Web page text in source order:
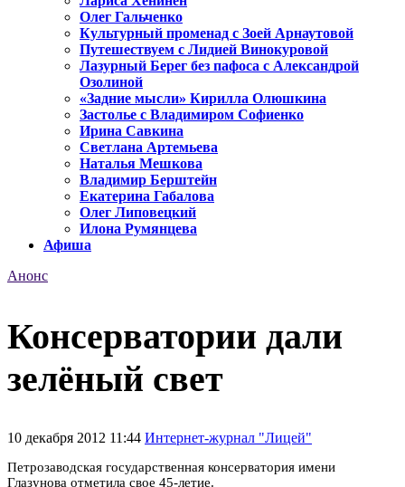
Олег Гальченко
Культурный променад с Зоей Арнаутовой
Путешествуем с Лидией Винокуровой
Лазурный Берег без пафоса с Александрой
Озолиной
«Задние мысли» Кирилла Олюшкина
Застолье с Владимиром Софиенко
Ирина Савкина
Светлана Артемьева
Наталья Мешкова
Владимир Берштейн
Екатерина Габалова
Олег Липовецкий
Илона Румянцева
Афиша
Анонс
Консерватории дали
зелёный свет
10 декабря 2012 11:44 Интернет-журнал "Лицей"
Петрозаводская государственная консерватория имени
Глазунова отметила свое 45-летие.